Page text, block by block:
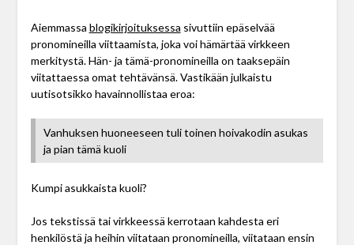
Aiemmassa blogikirjoituksessa sivuttiin epäselvää
pronomineilla viittaamista, joka voi hämärtää virkkeen
merkitystä. Hän- ja tämä-pronomineilla on taaksepäin
viitattaessa omat tehtävänsä. Vastikään julkaistu
uutisotsikko havainnollistaa eroa:
Vanhuksen huoneeseen tuli toinen hoivakodin asukas
ja pian tämä kuoli
Kumpi asukkaista kuoli?
Jos tekstissä tai virkkeessä kerrotaan kahdesta eri
henkilöstä ja heihin viitataan pronomineilla, viitataan ensin